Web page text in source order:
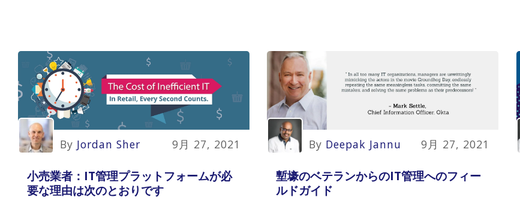
By Jordan Sher 9月 27, 2021
小売業者：IT管理プラットフォームが必
要な理由は次のとおりです
By Deepak Jannu 9月 27, 2021
塹壕のベテランからのIT管理へのフィー
ルドガイド